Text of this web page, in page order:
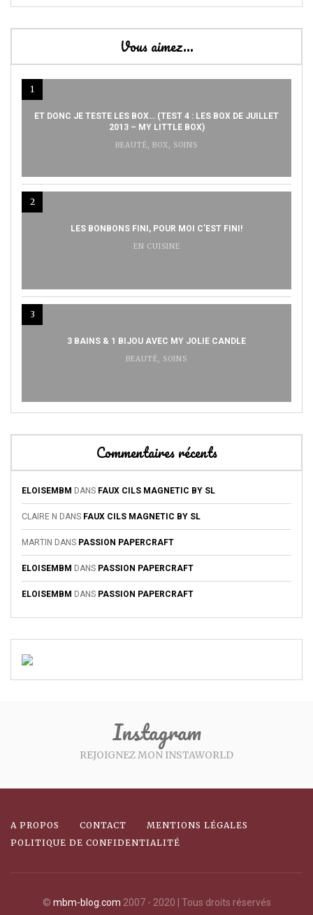
Vous aimez…
1
ET DONC JE TESTE LES BOX… (TEST 4 : LES BOX DE JUILLET
2013 – MY LITTLE BOX)
BEAUTÉ, BOX, SOINS
2
LES BONBONS FINI, POUR MOI C’EST FINI!
EN CUISINE
3
3 BAINS & 1 BIJOU AVEC MY JOLIE CANDLE
BEAUTÉ, SOINS
Commentaires récents
ELOISEMBM DANS FAUX CILS MAGNETIC BY SL
CLAIRE N DANS FAUX CILS MAGNETIC BY SL
MARTIN DANS PASSION PAPERCRAFT
ELOISEMBM DANS PASSION PAPERCRAFT
ELOISEMBM DANS PASSION PAPERCRAFT
Instagram
REJOIGNEZ MON INSTAWORLD
A PROPOS CONTACT
MENTIONS LÉGALES
POLITIQUE DE CONFIDENTIALITÉ
© mbm-blog.com 2007 - 2020 | Tous droits réservés